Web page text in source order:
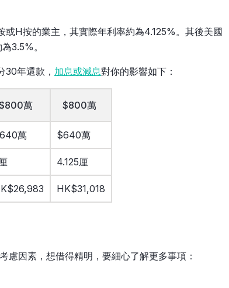
H按的業主，其實際年利率約為4.125%。其後美國
3.5%。
年還款， 加息或減息對你的影響如下：
萬 $800萬
萬 $640萬
4.125厘
HK$31,018
慮因素，想借得精明，要細心了解更多事項：